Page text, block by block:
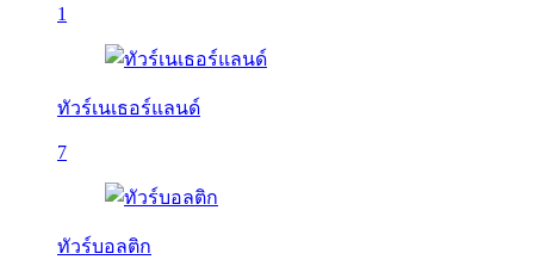
1
ทัวร์เนเธอร์แลนด์
7
ทัวร์บอลติก